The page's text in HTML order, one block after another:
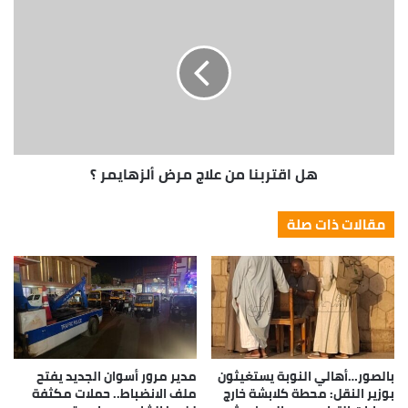
هل اقتربنا من علاج مرض ألزهايمر ؟
مقالات ذات صلة
بالصور…أهالي النوبة يستغيثون
بوزير النقل: محطة كلابشة خارج
مدير مرور أسوان الجديد يفتح
ملف الانضباط.. حملات مكثفة